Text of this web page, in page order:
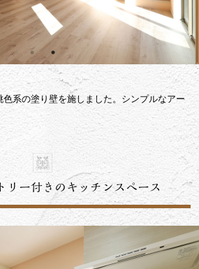
色系の塗り壁を施しました。シンプルなアー
リー付きのキッチンスペース